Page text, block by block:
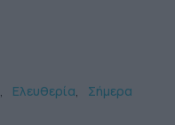
Ελευθερία Σήμερα